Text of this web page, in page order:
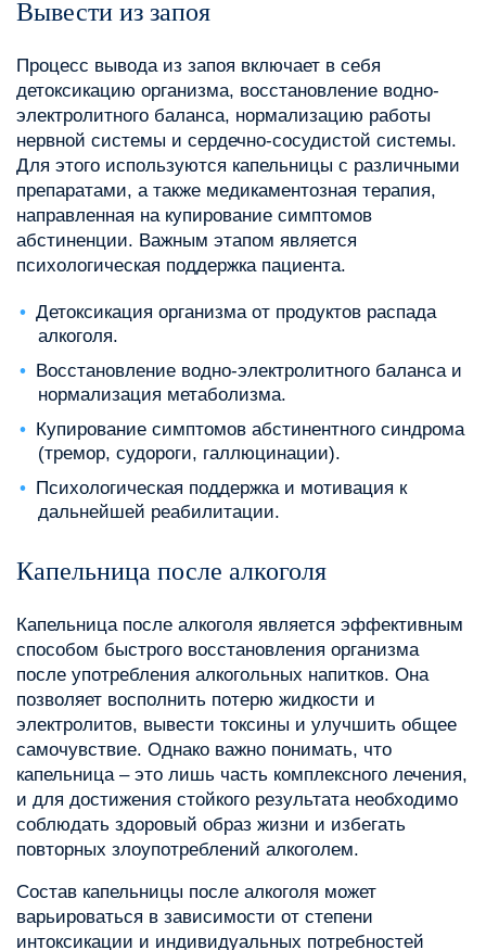
Вывести из запоя
Процесс вывода из запоя включает в себя
детоксикацию организма, восстановление водно-
электролитного баланса, нормализацию работы
нервной системы и сердечно-сосудистой системы.
Для этого используются капельницы с различными
препаратами, а также медикаментозная терапия,
направленная на купирование симптомов
абстиненции. Важным этапом является
психологическая поддержка пациента.
Детоксикация организма от продуктов распада
алкоголя.
Восстановление водно-электролитного баланса и
нормализация метаболизма.
Купирование симптомов абстинентного синдрома
(тремор, судороги, галлюцинации).
Психологическая поддержка и мотивация к
дальнейшей реабилитации.
Капельница после алкоголя
Капельница после алкоголя является эффективным
способом быстрого восстановления организма
после употребления алкогольных напитков. Она
позволяет восполнить потерю жидкости и
электролитов, вывести токсины и улучшить общее
самочувствие. Однако важно понимать, что
капельница – это лишь часть комплексного лечения,
и для достижения стойкого результата необходимо
соблюдать здоровый образ жизни и избегать
повторных злоупотреблений алкоголем.
Состав капельницы после алкоголя может
варьироваться в зависимости от степени
интоксикации и индивидуальных потребностей